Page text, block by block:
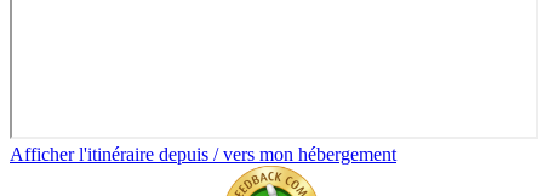
Afficher l'itinéraire depuis / vers mon hébergement